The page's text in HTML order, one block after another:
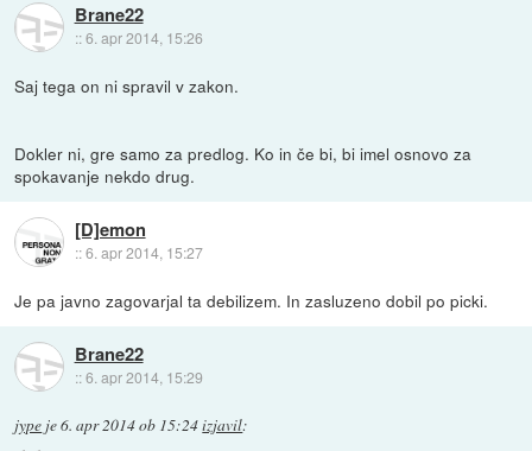
Brane22
::6. apr 2014, 15:26
Saj tega on ni spravil v zakon.
Dokler ni, gre samo za predlog. Ko in če bi, bi imel osnovo za
spokavanje nekdo drug.
[D]emon
::6. apr 2014, 15:27
Je pa javno zagovarjal ta debilizem. In zasluzeno dobil po picki.
Brane22
::6. apr 2014, 15:29
jype je6. apr 2014 ob 15:24izjavil: